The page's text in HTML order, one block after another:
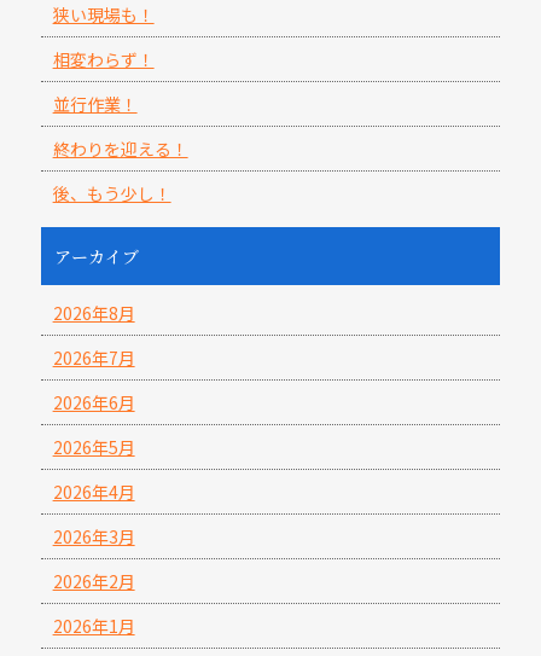
狭い現場も！
相変わらず！
並行作業！
終わりを迎える！
後、もう少し！
アーカイブ
2026年8月
2026年7月
2026年6月
2026年5月
2026年4月
2026年3月
2026年2月
2026年1月